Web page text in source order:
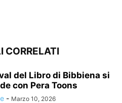
CORRELATI
del Libro di Bibbiena si
con Pera Toons
- Marzo 10, 2026